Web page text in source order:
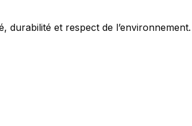
durabilité et respect de l’environnement.